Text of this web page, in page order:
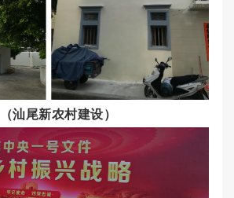
（汕尾新农村建设）